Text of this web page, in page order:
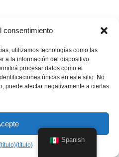
consentimiento
utilizamos tecnologías como las
a la información del dispositivo.
procesar datos como el
únicas en este sitio. No
puede afectar negativamente a ciertas
{título}
Spanish